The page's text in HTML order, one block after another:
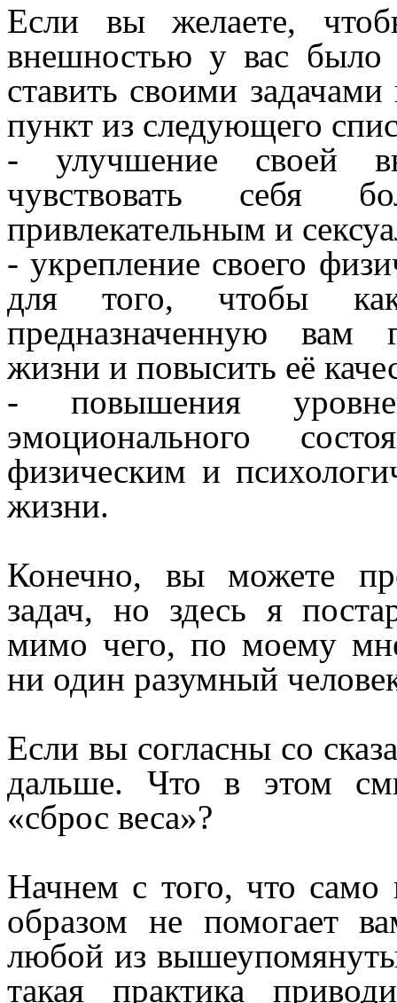
Если вы желаете,
внешностью у вас
ставить своими
пункт из следующего
- улучшение своей
чувствовать себя
привлекательным и
- укрепление своего
для того, чтобы
предназначенную вам
жизни и повысить её
- повышения
эмоционального
физическим и
жизни.
Конечно, вы можете
задач, но здесь я
мимо чего, по моему
ни один разумный
Если вы согласны со
дальше. Что в этом
«сброс веса»?
Начнем с того, что само
образом не помогает
любой из
такая практика